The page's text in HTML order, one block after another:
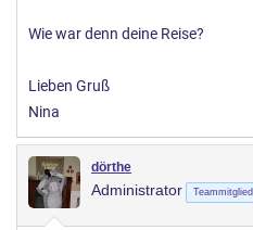
Wie war denn deine Reise?
Lieben Gruß
Nina
dörthe
Administrator Teammitglied